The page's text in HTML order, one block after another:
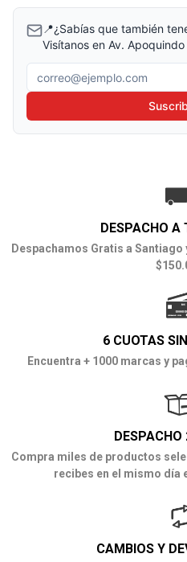
📍¿Sabías que también
Visítanos en Av.
Correo electrónico
DESPACHO A
Despachamos Gratis a
6 CUOTAS
Encuentra + 1000 marcas y
DESPACHO
Compra miles de productos
recibes en el mismo día
CAMBIOS Y